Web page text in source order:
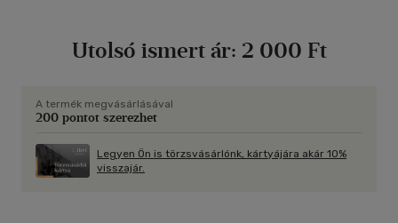
A zentai származású szerző azon irodalmárok sorába
folytán kétlakiak maradtak. Szabó Palócz Attila amellett,
hogy a budapesti Magyar Hírlap újságíró-szerkesztője,
szerbiai politikai, közéleti, kulturális eseményeket is, reflektál
rájuk az anyaországi és hazai sajtóban, webfelületeken,
Utolsó ismert ár: 2 000 Ft
A termék megvásárlásával
200 pontot szerezhet
Legyen Ön is törzsvásárlónk, kártyájára akár 10%
visszajár.